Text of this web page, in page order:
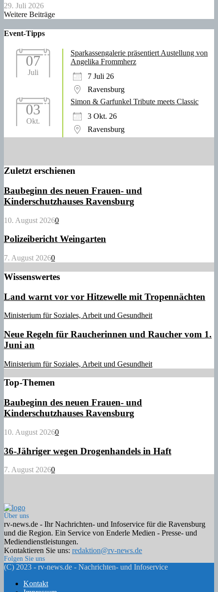
29. Juli 2026
Weitere Beiträge
Event-Tipps
07
Juli
Sparkassengalerie präsentiert Austellung von
Angelika Frommherz
7 Juli 26
Ravensburg
03
Okt.
Simon & Garfunkel Tribute meets Classic
3 Okt. 26
Ravensburg
Zuletzt erschienen
Baubeginn des neuen Frauen- und
Kinderschutzhauses Ravensburg
10. August 20260
Polizeibericht Weingarten
7. August 20260
Wissenswertes
Land warnt vor vor Hitzewelle mit Tropennächten
Ministerium für Soziales, Arbeit und Gesundheit
Neue Regeln für Raucherinnen und Raucher vom 1.
Juni an
Ministerium für Soziales, Arbeit und Gesundheit
Top-Themen
Baubeginn des neuen Frauen- und
Kinderschutzhauses Ravensburg
10. August 20260
36-Jähriger wegen Drogenhandels in Haft
7. August 20260
Über uns
rv-news.de - Ihr Nachrichten- und Infoservice für die Ravensburg
und die Region. Ein Service von Enderle Medien - Presse- und
Mediendienstleistungen.
Kontaktieren Sie uns: redaktion@rv-news.de
Folgen Sie uns
Facebook
Twitter
Instagram
Email
Rss
(C) 2023 - rv-news.de - Nachrichten- und Infoservice
Kontakt